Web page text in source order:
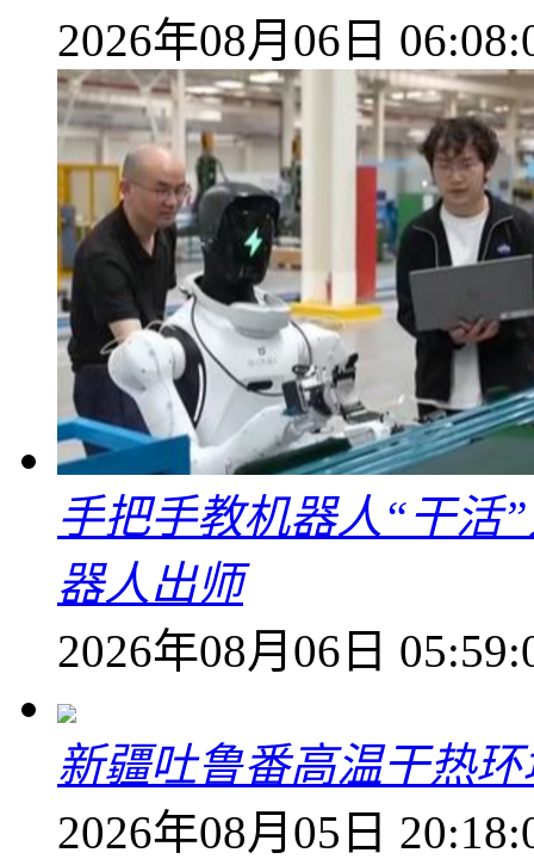
2026年08月06日
手把手教机器人“干活
器人出师
2026年08月06日
新疆吐鲁番高温干热
2026年08月05日